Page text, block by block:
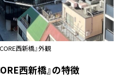
西新橋』外観
西新橋』の特徴